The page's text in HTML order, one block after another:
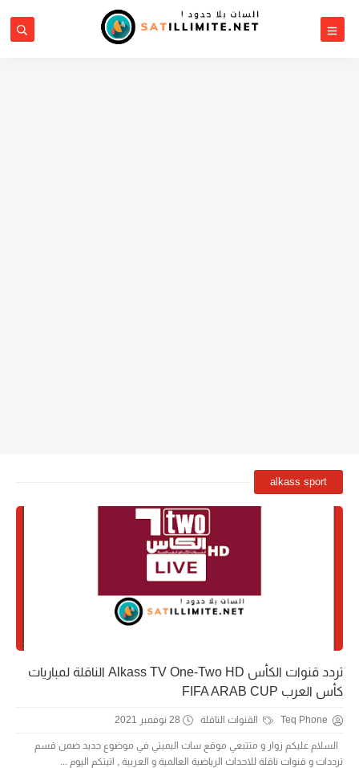
alkass sport
تردد قنوات الكأس Alkass TV One-Two HD الناقلة لمباريات
كأس العرب FIFA ARAB CUP
Teq Phone القنوات الناقلة 28 نوفمبر 2021
السلام عليكم زوار و متتبعي موقع سات اليميتي في موضوع جديد ضمن قسم
ترددات و قنوات ناقلة للاحداث الرياضية العالمية و العربية , اتيتكم اليوم ...